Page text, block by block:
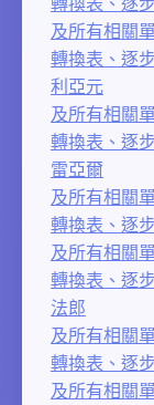
及所有相關
轉換表、逐
利亞元
及所有相關
轉換表、逐
雷亞爾
及所有相關
轉換表、逐
及所有相關
轉換表、逐
法郎
及所有相關
轉換表、逐
及所有相關